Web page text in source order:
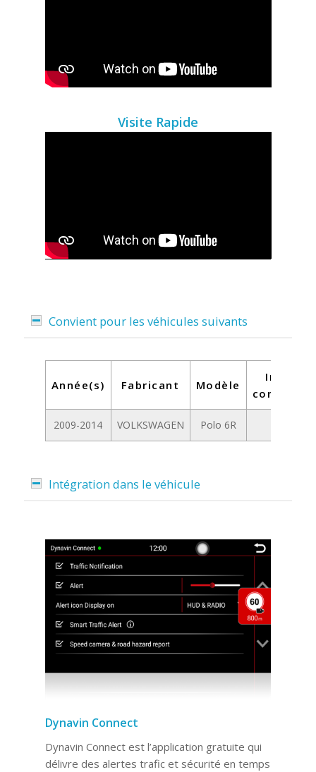
Visite Rapide
Convient pour les véhicules suivants
Année(s) Fabricant Modèle
2009-2014 VOLKSWAGEN Polo 6R
Intégration dans le véhicule
Dynavin Connect
Dynavin Connect est l’application gratuite qui
délivre des alertes trafic et sécurité en temps